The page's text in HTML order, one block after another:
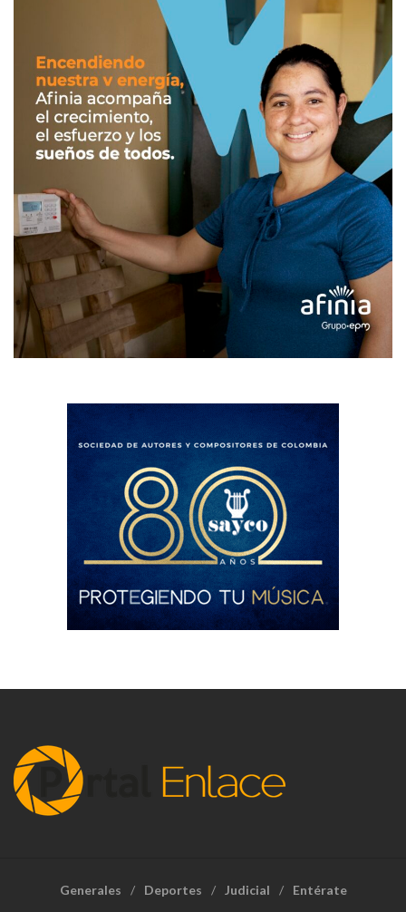
Generales Deportes Judicial Entérate